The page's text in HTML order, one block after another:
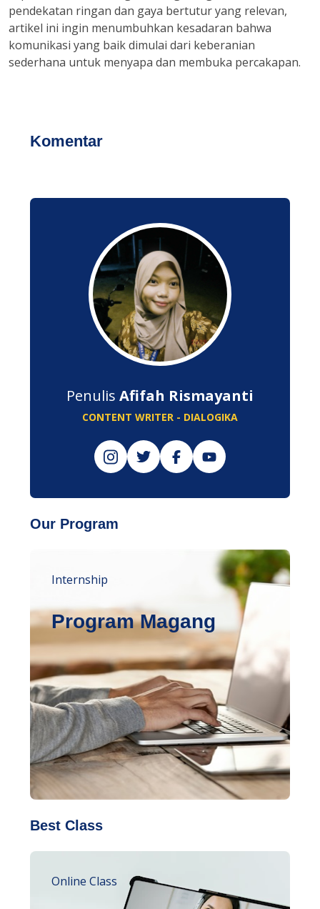
pendekatan ringan dan gaya bertutur yang relevan,
artikel ini ingin menumbuhkan kesadaran bahwa
komunikasi yang baik dimulai dari keberanian
sederhana untuk menyapa dan membuka percakapan.
Komentar
Penulis Afifah Rismayanti
CONTENT WRITER - DIALOGIKA
Our Program
Internship
Program Magang
Best Class
Online Class